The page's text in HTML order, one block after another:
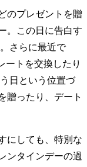
のプレゼントを贈
。この日に告白す
さらに最近で
ートを交換したり
日という位置づ
贈ったり、デート
にしても、特別な
ンタインデーの過